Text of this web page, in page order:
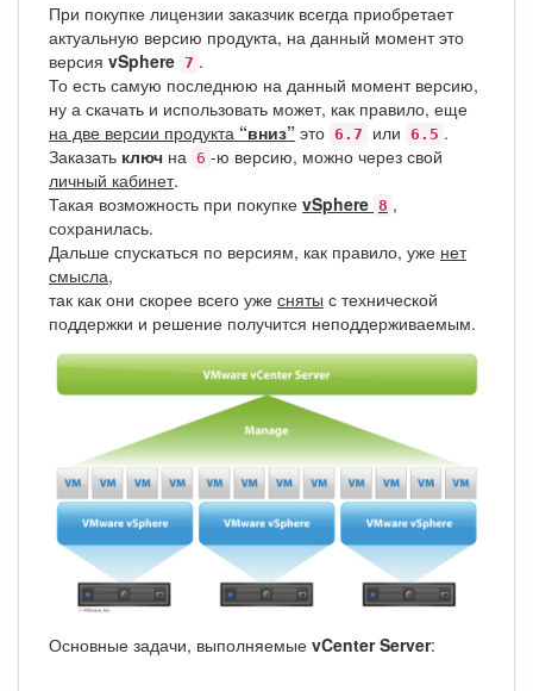
При покупке лицензии заказчик всегда приобретает
актуальную версию продукта, на данный момент это
версия vSphere 7 .
То есть самую последнюю на данный момент версию,
ну а скачать и использовать может, как правило, еще
на две версии продукта “вниз” это 6.7 или 6.5 .
Заказать ключ на 6 -ю версию, можно через свой
личный кабинет.
Такая возможность при покупке vSphere 8 ,
сохранилась.
Дальше спускаться по версиям, как правило, уже нет
смысла,
так как они скорее всего уже сняты с технической
поддержки и решение получится неподдерживаемым.
Основные задачи, выполняемые vCenter Server: